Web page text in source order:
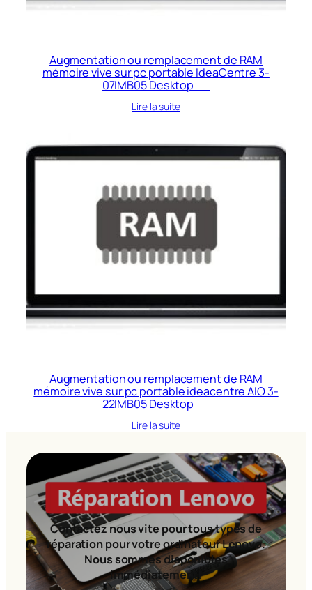
Augmentation ou remplacement de RAM
mémoire vive sur pc portable IdeaCentre 3-
07IMB05 Desktop
Lire la suite
Augmentation ou remplacement de RAM
mémoire vive sur pc portable ideacentre AIO 3-
22IMB05 Desktop
Lire la suite
Contactez nous vite pour tous types de
réparation pour votre ordinateur Lenovo.
Nous sommes disponibles
immédiatement!